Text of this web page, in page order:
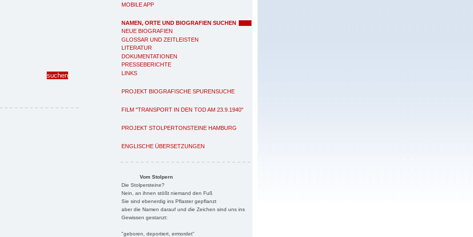
MOBILE APP
NAMEN, ORTE UND BIOGRAFIEN SUCHEN
NEUE BIOGRAFIEN
GLOSSAR UND ZEITLEISTEN
LITERATUR
DOKUMENTATIONEN
PRESSEBERICHTE
LINKS
PROJEKT BIOGRAFISCHE SPURENSUCHE
FILM "TRANSPORT IN DEN TOD AM 23.9.1940"
PROJEKT STOLPERTONSTEINE HAMBURG
ENGLISCHE ÜBERSETZUNGEN
Vom Stolpern
Die Stolpersteine?
Nein, an ihnen stößt niemand den Fuß
Sie sind ebenerdig ins Pflaster gepflanzt
aber die Namen darauf und die Zeichen sind uns ins
Gewissen gestanzt:
"geboren, deportiert, ermordet"